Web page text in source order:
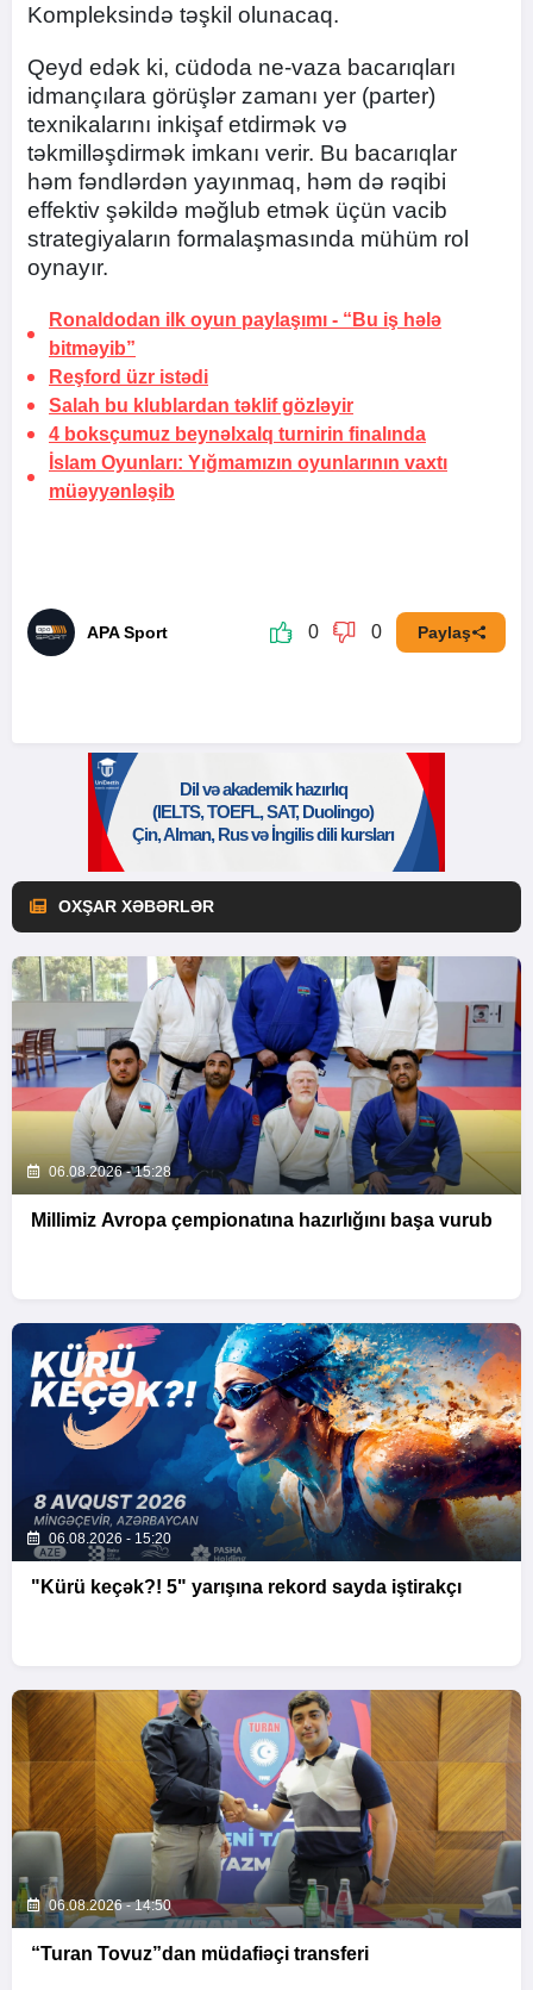
Kompleksində təşkil olunacaq.
Qeyd edək ki, cüdoda ne-vaza bacarıqları
idmançılara görüşlər zamanı yer (parter)
texnikalarını inkişaf etdirmək və
təkmilləşdirmək imkanı verir. Bu bacarıqlar
həm fəndlərdən yayınmaq, həm də rəqibi
effektiv şəkildə məğlub etmək üçün vacib
strategiyaların formalaşmasında mühüm rol
oynayır.
Ronaldodan ilk oyun paylaşımı - “Bu iş hələ
bitməyib”
Reşford üzr istədi
Salah bu klublardan təklif gözləyir
4 boksçumuz beynəlxalq turnirin finalında
İslam Oyunları: Yığmamızın oyunlarının vaxtı
müəyyənləşib
APA Sport 0 0 Paylaş
OXŞAR XƏBƏRLƏR
06.08.2026 - 15:28
Millimiz Avropa çempionatına hazırlığını başa vurub
06.08.2026 - 15:20
"Kürü keçək?! 5" yarışına rekord sayda iştirakçı
06.08.2026 - 14:50
“Turan Tovuz”dan müdafiəçi transferi